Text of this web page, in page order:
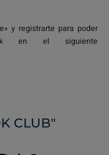
y registrarte para poder
en el siguiente
CLUB"